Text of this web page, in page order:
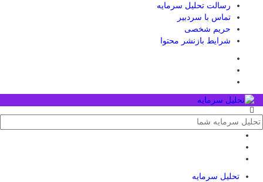
رسالت تحلیل سرمایه
تماس با سردبیر
حریم شخصی
شرایط بازنشر محتوا
تحلیل‌ سرمایه